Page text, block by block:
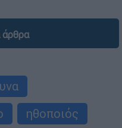
άρθρα
ηθοποιός